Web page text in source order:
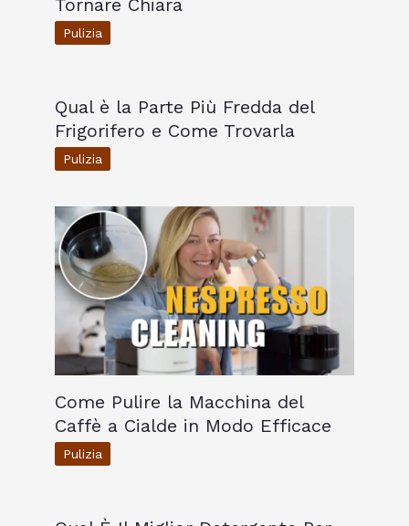
Tornare Chiara
Pulizia
Qual è la Parte Più Fredda del
Frigorifero e Come Trovarla
Pulizia
Come Pulire la Macchina del
Caffè a Cialde in Modo Efficace
Pulizia